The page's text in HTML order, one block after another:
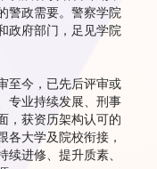
警政需要。警察学院
政府部门，足见学院
至今，已先后评审或
专业持续发展、刑事
，获资历架构认可的
各大学及院校衔接，
进修、提升质素、